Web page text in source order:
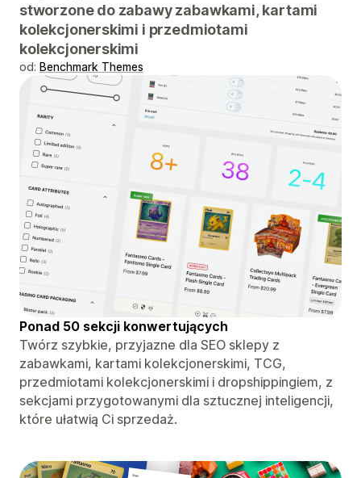
stworzone do zabawy zabawkami, kartami
kolekcjonerskimi i przedmiotami
kolekcjonerskimi
od: Benchmark Themes
Ponad 50 sekcji konwertujących
Twórz szybkie, przyjazne dla SEO sklepy z
zabawkami, kartami kolekcjonerskimi, TCG,
przedmiotami kolekcjonerskimi i dropshippingiem, z
sekcjami przygotowanymi dla sztucznej inteligencji,
które ułatwią Ci sprzedaż.